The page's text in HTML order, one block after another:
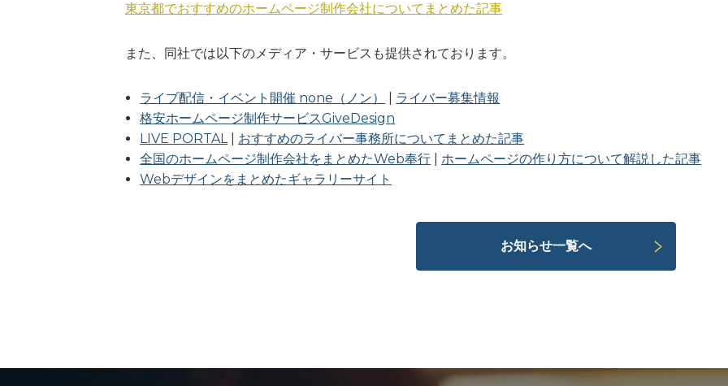
東京都でおすすめのホームページ制作会社についてまとめた記事
また、同社では以下のメディア・サービスも提供されております。
ライブ配信・イベント開催 none（ノン）
ライバー募集情報
格安ホームページ制作サービスGiveDesign
LIVE PORTAL| おすすめのライバー事務所についてまとめた記事
全国のホームページ制作会社をまとめたWeb奉行 |ホームページの作り方について解説した記事
Webデザインをまとめたギャラリーサイト
お知らせ一覧へ